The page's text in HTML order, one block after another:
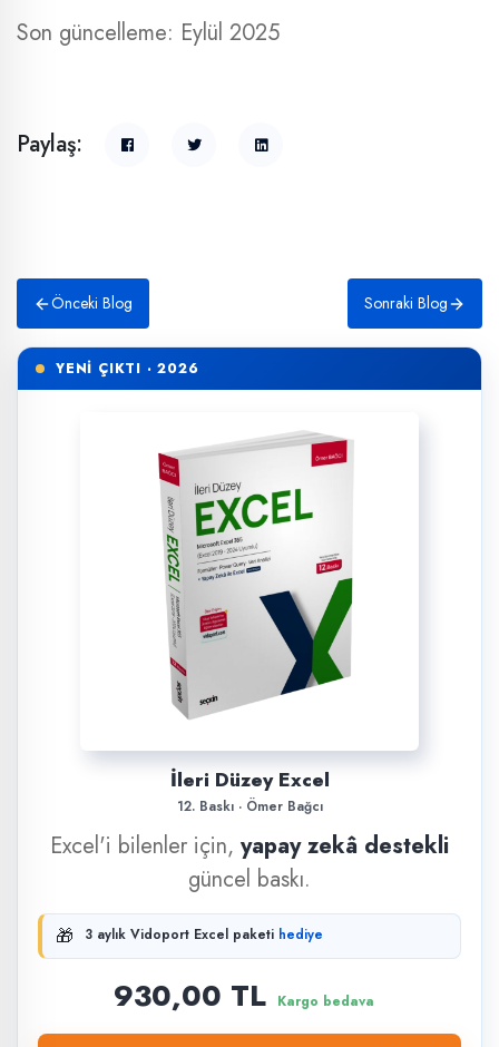
Son güncelleme: Eylül 2025
Paylaş:
Önceki Blog Sonraki Blog
YENİ ÇIKTI · 2026
İleri Düzey Excel
12. Baskı · Ömer Bağcı
Excel'i bilenler için, yapay zekâ destekli
güncel baskı.
🎁 3 aylık Vidoport Excel paketi hediye
930,00 TL Kargo bedava